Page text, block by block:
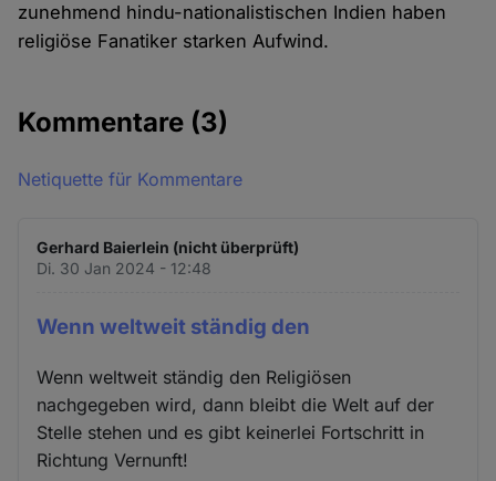
zunehmend hindu-nationalistischen Indien haben
religiöse Fanatiker starken Aufwind.
Kommentare (3)
Netiquette für Kommentare
Gerhard Baierlein (nicht überprüft)
Di. 30 Jan 2024 - 12:48
Wenn weltweit ständig den
Wenn weltweit ständig den Religiösen
nachgegeben wird, dann bleibt die Welt auf der
Stelle stehen und es gibt keinerlei Fortschritt in
Richtung Vernunft!